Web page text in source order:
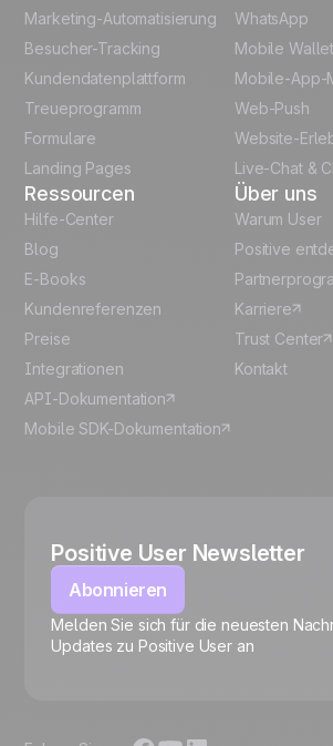
🍪
Unlock the full use-
Polish
Español
Marketing-Automatisierung
Besucher-Tracking
Kundendatenplattform
Treueprogramm
Formulare
Landing Pages
WhatsApp
Mobile Wallet
Mobile-App-
Web-Push
Website-
Live-Chat &
Ressourcen
Hilfe-Center
Blog
E-Books
Kundenreferenzen
Preise
Integrationen
API-Dokumentation
Mobile SDK-Dokumentation
Über uns
Warum User
Positive
Karriere
Trust Center
Kontakt
Positive User Newsletter
Abonnieren
Melden Sie sich für die neuesten
Updates zu Positive User an